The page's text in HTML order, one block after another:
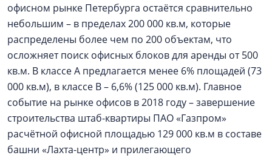
офисном рынке Петербурга остаётся сравнительно
небольшим – в пределах 200 000 кв.м, которые
распределены более чем по 200 объектам, что
осложняет поиск офисных блоков для аренды от 500
кв.м. В классе А предлагается менее 6% площадей (73
000 кв.м), в классе В – 6,6% (125 000 кв.м). Главное
событие на рынке офисов в 2018 году – завершение
строительства штаб-квартиры ПАО «Газпром»
расчётной офисной площадью 129 000 кв.м в составе
башни «Лахта-центр» и прилегающего